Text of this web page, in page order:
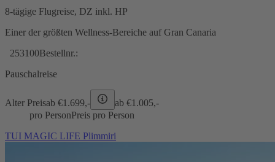
8-tägige Flugreise, DZ inkl. HP
Einer der größten Wellness-Bereiche auf Gran Canaria
253100Bestellnr.:
Pauschalreise
Alter Preisab €1.699,- ab €1.005,-
pro PersonPreis pro Person
TUI MAGIC LIFE Plimmiri